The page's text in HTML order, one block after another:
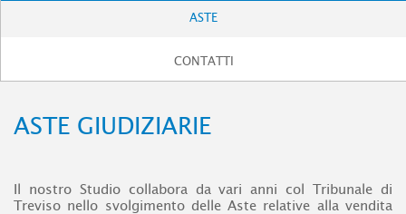
ASTE
CONTATTI
ASTE GIUDIZIARIE
Il nostro Studio collabora da vari anni col Tribunale di
Treviso nello svolgimento delle Aste relative alla vendita